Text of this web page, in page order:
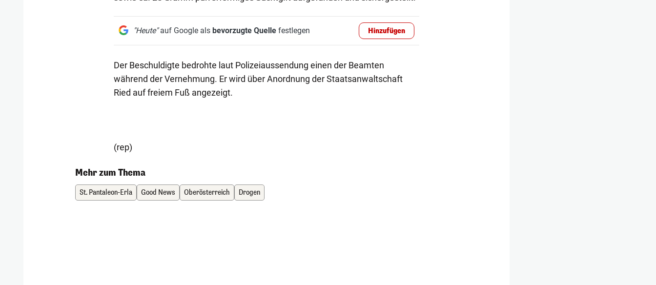
"Heute"auf Google als bevorzugte Quellefestlegen Hinzufügen
Der Beschuldigte bedrohte laut Polizeiaussendung einen der Beamten
während der Vernehmung. Er wird über Anordnung der Staatsanwaltschaft
Ried auf freiem Fuß angezeigt.
(rep)
Mehr zum Thema
St. Pantaleon-Erla Good News Oberösterreich Drogen